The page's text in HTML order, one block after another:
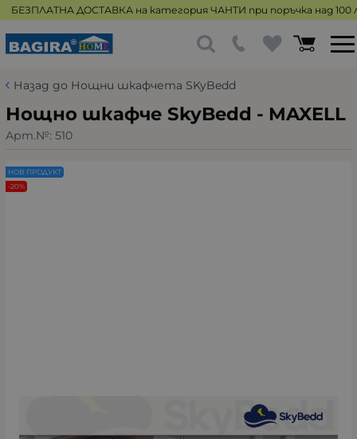
БЕЗПЛАТНА ДОСТАВКА на категория ЧАНТИ при поръчка над 100
Назад до Нощни шкафчета SKyBedd
Нощно шкафче SkyBedd - MAXELL
Арт.№: 510
НОВ ПРОДУКТ
-20%